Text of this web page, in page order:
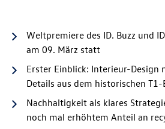
Weltpremiere des ID. Buzz und
am 09. März statt
Erster Einblick: Interieur-Design
Details aus dem historischen T1-
Nachhaltigkeit als klares
noch mal erhöhtem Anteil an